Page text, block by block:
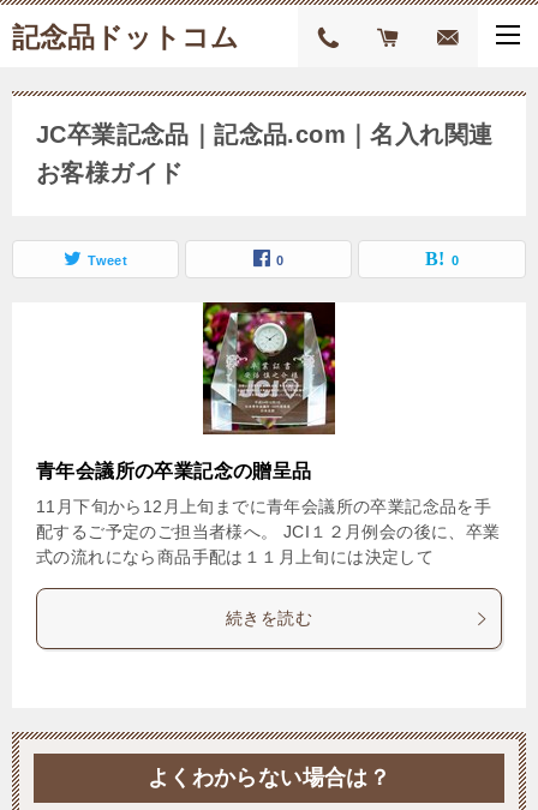
記念品ドットコム
JC卒業記念品｜記念品.com｜名入れ関連
お客様ガイド
Tweet 0 0
青年会議所の卒業記念の贈呈品
11月下旬から12月上旬までに青年会議所の卒業記念品を手
配するご予定のご担当者様へ。 JCI１２月例会の後に、卒業
式の流れになら商品手配は１１月上旬には決定して
続きを読む
よくわからない場合は？